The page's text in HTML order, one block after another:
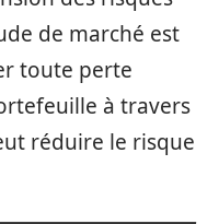
de marché est
toute perte
à travers
réduire le risque